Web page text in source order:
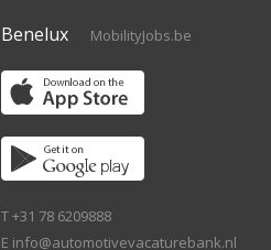
Benelux MobilityJobs.be
T +31 78 6209888
E info@automotivevacaturebank.nl